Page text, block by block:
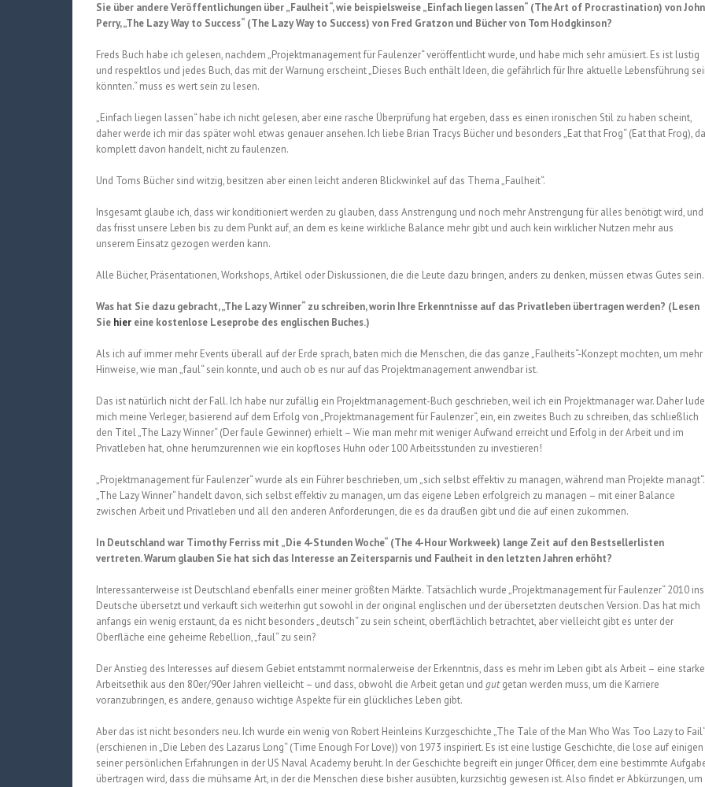
Sie über andere Veröffentlichungen über „Faulheit“, wie beispielsweise „Einfach liegen lassen“ (The Art of Procrastination) von John
Perry, „The Lazy Way to Success“ (The Lazy Way to Success) von Fred Gratzon und Bücher von Tom Hodgkinson?
Freds Buch habe ich gelesen, nachdem „Projektmanagement für Faulenzer“ veröffentlicht wurde, und habe mich sehr amüsiert. Es ist lustig
und respektlos und jedes Buch, das mit der Warnung erscheint „Dieses Buch enthält Ideen, die gefährlich für Ihre aktuelle Lebensführung
könnten.“ muss es wert sein zu lesen.
„Einfach liegen lassen“ habe ich nicht gelesen, aber eine rasche Überprüfung hat ergeben, dass es einen ironischen Stil zu haben scheint,
daher werde ich mir das später wohl etwas genauer ansehen. Ich liebe Brian Tracys Bücher und besonders „Eat that Frog“ (Eat that Frog),
komplett davon handelt, nicht zu faulenzen.
Und Toms Bücher sind witzig, besitzen aber einen leicht anderen Blickwinkel auf das Thema „Faulheit“.
Insgesamt glaube ich, dass wir konditioniert werden zu glauben, dass Anstrengung und noch mehr Anstrengung für alles benötigt wird, und
das frisst unsere Leben bis zu dem Punkt auf, an dem es keine wirkliche Balance mehr gibt und auch kein wirklicher Nutzen mehr aus
unserem Einsatz gezogen werden kann.
Alle Bücher, Präsentationen, Workshops, Artikel oder Diskussionen, die die Leute dazu bringen, anders zu denken, müssen etwas Gutes sein.
Was hat Sie dazu gebracht, „The Lazy Winner“ zu schreiben, worin Ihre Erkenntnisse auf das Privatleben übertragen werden? (Lesen
Sie hier eine kostenlose Leseprobe des englischen Buches.)
Als ich auf immer mehr Events überall auf der Erde sprach, baten mich die Menschen, die das ganze „Faulheits“-Konzept mochten, um mehr
Hinweise, wie man „faul“ sein konnte, und auch ob es nur auf das Projektmanagement anwendbar ist.
Das ist natürlich nicht der Fall. Ich habe nur zufällig ein Projektmanagement-Buch geschrieben, weil ich ein Projektmanager war. Daher
mich meine Verleger, basierend auf dem Erfolg von „Projektmanagement für Faulenzer“, ein, ein zweites Buch zu schreiben, das schließlich
den Titel „The Lazy Winner“ (Der faule Gewinner) erhielt – Wie man mehr mit weniger Aufwand erreicht und Erfolg in der Arbeit und im
Privatleben hat, ohne herumzurennen wie ein kopfloses Huhn oder 100 Arbeitsstunden zu investieren!
„Projektmanagement für Faulenzer“ wurde als ein Führer beschrieben, um „sich selbst effektiv zu managen, während man Projekte managt“.
„The Lazy Winner“ handelt davon, sich selbst effektiv zu managen, um das eigene Leben erfolgreich zu managen – mit einer Balance
zwischen Arbeit und Privatleben und all den anderen Anforderungen, die es da draußen gibt und die auf einen zukommen.
In Deutschland war Timothy Ferriss mit „Die 4-Stunden Woche“ (The 4-Hour Workweek) lange Zeit auf den Bestsellerlisten
vertreten. Warum glauben Sie hat sich das Interesse an Zeitersparnis und Faulheit in den letzten Jahren erhöht?
Interessanterweise ist Deutschland ebenfalls einer meiner größten Märkte. Tatsächlich wurde „Projektmanagement für Faulenzer“ 2010 ins
Deutsche übersetzt und verkauft sich weiterhin gut sowohl in der original englischen und der übersetzten deutschen Version. Das hat mich
anfangs ein wenig erstaunt, da es nicht besonders „deutsch“ zu sein scheint, oberflächlich betrachtet, aber vielleicht gibt es unter der
Oberfläche eine geheime Rebellion, „faul“ zu sein?
Der Anstieg des Interesses auf diesem Gebiet entstammt normalerweise der Erkenntnis, dass es mehr im Leben gibt als Arbeit – eine starke
Arbeitsethik aus den 80er/90er Jahren vielleicht – und dass, obwohl die Arbeit getan und gutgetan werden muss, um die Karriere
voranzubringen, es andere, genauso wichtige Aspekte für ein glückliches Leben gibt.
Aber das ist nicht besonders neu. Ich wurde ein wenig von Robert Heinleins Kurzgeschichte „The Tale of the Man Who Was Too Lazy to Fail“
(erschienen in „Die Leben des Lazarus Long“ (Time Enough For Love)) von 1973 inspiriert. Es ist eine lustige Geschichte, die lose auf einigen
seiner persönlichen Erfahrungen in der US Naval Academy beruht. In der Geschichte begreift ein junger Officer, dem eine bestimmte
übertragen wird, dass die mühsame Art, in der die Menschen diese bisher ausübten, kurzsichtig gewesen ist. Also findet er Abkürzungen, um